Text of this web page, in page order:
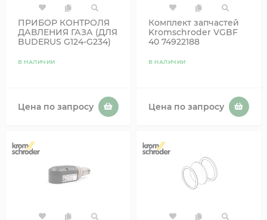
ПРИБОР КОНТРОЛЯ
ДАВЛЕНИЯ ГАЗА (ДЛЯ
BUDERUS G124-G234)
05176020
В НАЛИЧИИ
Цена по запросу
Комплект запчастей
Kromschroder VGBF
40 74922188
В НАЛИЧИИ
Цена по запросу